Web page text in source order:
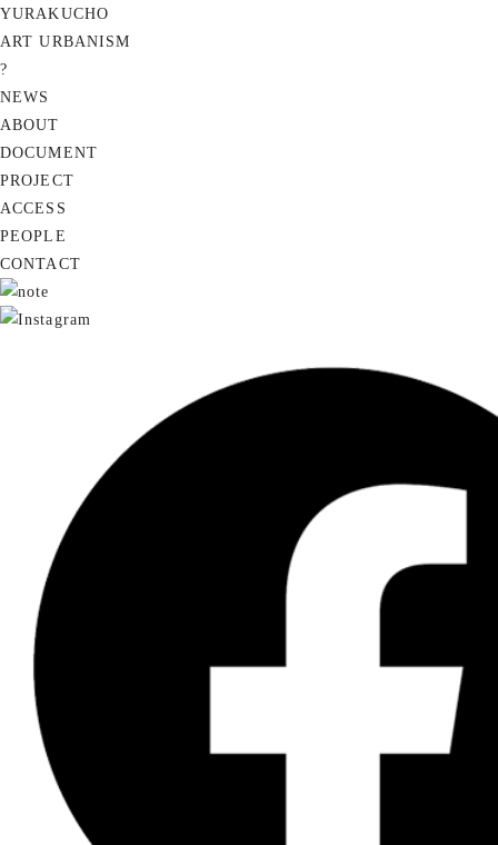
YURAKUCHO
ART URBANISM
?
NEWS
ABOUT
DOCUMENT
PROJECT
ACCESS
PEOPLE
CONTACT